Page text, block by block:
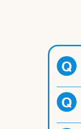
Q
Q